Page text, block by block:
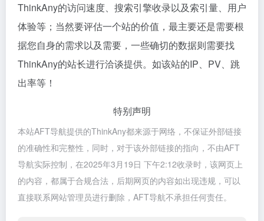
ThinkAny的访问速度、搜索引擎收录以及索引量、用户
体验等；当然要评估一个站的价值，最主要还是需要根
据您自身的需求以及需要，一些确切的数据则需要找
ThinkAny的站长进行洽谈提供。如该站的IP、PV、跳
出率等！
特别声明
本站AFT导航提供的ThinkAny都来源于网络，不保证外部链接
的准确性和完整性，同时，对于该外部链接的指向，不由AFT
导航实际控制，在2025年3月19日 下午2:12收录时，该网页上
的内容，都属于合规合法，后期网页的内容如出现违规，可以
直接联系网站管理员进行删除，AFT导航不承担任何责任。